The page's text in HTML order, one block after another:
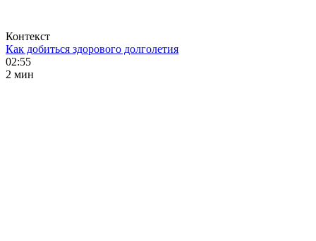
Контекст
Как добиться здорового долголетия
02:55
2 мин